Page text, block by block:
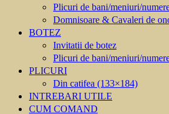
Plicuri de bani/meniuri/
Domnisoare & Cavaleri de
BOTEZ
Invitatii de botez
Plicuri de bani/meniuri/
PLICURI
Din catifea (133×184)
INTREBARI UTILE
CUM COMAND